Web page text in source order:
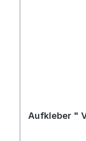
Aufkleber "